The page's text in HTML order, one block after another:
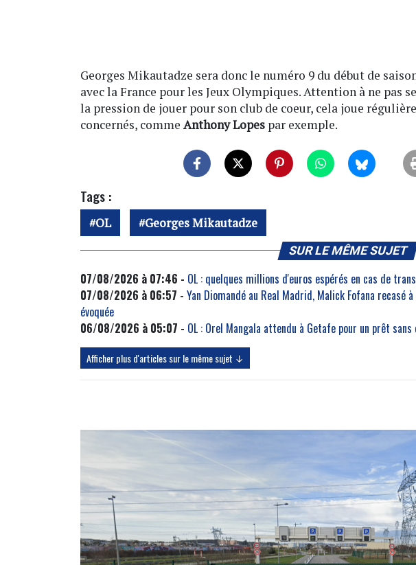
Georges Mikautadze sera donc le numéro 9 du début de
avec la France pour les Jeux Olympiques. Attention à ne pas
la pression de jouer pour son club de coeur, cela joue
concernés, comme Anthony Lopes par exemple.
Tags :
OL Georges Mikautadze
SUR LE MÊME SUJET
07/08/2026 à 07:46 - OL : quelques millions d'euros espérés en cas de
07/08/2026 à 06:57 - Yan Diomandé au Real Madrid, Malick Fofana recasé
évoquée
06/08/2026 à 05:07 - OL : Orel Mangala attendu à Getafe pour un prêt sans
Afficher plus d'articles sur le même sujet ↓